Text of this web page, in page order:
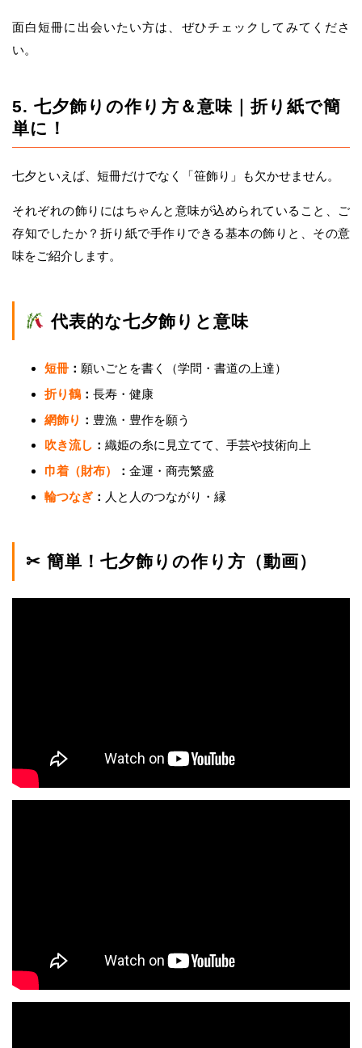
面白短冊に出会いたい方は、ぜひチェックしてみてくださ
い。
5. 七夕飾りの作り方＆意味｜折り紙で簡
単に！
七夕といえば、短冊だけでなく「笹飾り」も欠かせません。
それぞれの飾りにはちゃんと意味が込められていること、ご
存知でしたか？折り紙で手作りできる基本の飾りと、その意
味をご紹介します。
代表的な七夕飾りと意味
短冊 ： 願いごとを書く（学問・書道の上達）
折り鶴 ： 長寿・健康
網飾り ： 豊漁・豊作を願う
吹き流し ： 織姫の糸に見立てて、手芸や技術向上
巾着（財布）
： 金運・商売繁盛
輪つなぎ ： 人と人のつながり・縁
✂ 簡単！七夕飾りの作り方（動画）